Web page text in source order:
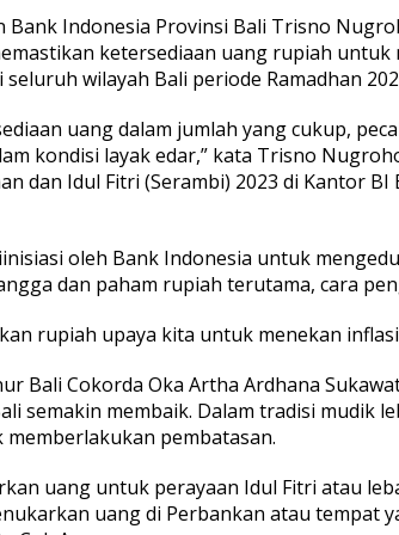
Bank Indonesia Provinsi Bali Trisno
ketersediaan uang rupiah untuk
wilayah Bali periode Ramadhan
uang dalam jumlah yang cukup,
kondisi layak edar,” kata Trisno
dan Idul Fitri (Serambi) 2023 di Kantor BI
oleh Bank Indonesia untuk
dan paham rupiah terutama, cara
rupiah upaya kita untuk menekan
Bali Cokorda Oka Artha Ardhana
semakin membaik. Dalam tradisi mudik
pembatasan.
uang untuk perayaan Idul Fitri atau
uang di Perbankan atau tempat
dan Serapan
Village Grand
Dibuka di KEK